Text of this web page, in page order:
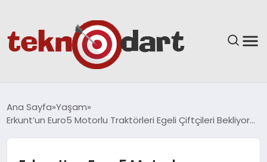
BILIM & TEKNOLOJI
Ana Sayfa Yaşam
Erkunt’un Euro5 Motorlu Traktörleri Egeli Çiftçileri Bekliyor…